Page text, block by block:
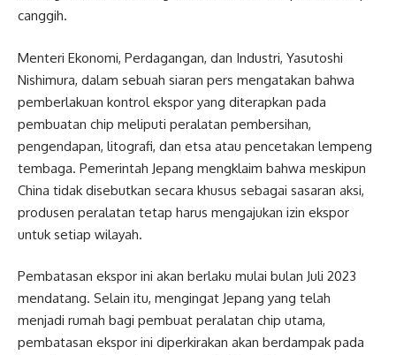
canggih.
Menteri Ekonomi, Perdagangan, dan Industri, Yasutoshi
Nishimura, dalam sebuah siaran pers mengatakan bahwa
pemberlakuan kontrol ekspor yang diterapkan pada
pembuatan chip meliputi peralatan pembersihan,
pengendapan, litografi, dan etsa atau pencetakan lempeng
tembaga. Pemerintah Jepang mengklaim bahwa meskipun
China tidak disebutkan secara khusus sebagai sasaran aksi,
produsen peralatan tetap harus mengajukan izin ekspor
untuk setiap wilayah.
Pembatasan ekspor ini akan berlaku mulai bulan Juli 2023
mendatang. Selain itu, mengingat Jepang yang telah
menjadi rumah bagi pembuat peralatan chip utama,
pembatasan ekspor ini diperkirakan akan berdampak pada